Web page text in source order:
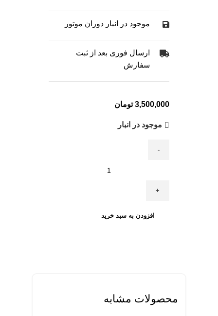
موجود در انبار دوران موتور
ارسال فوری بعد از ثبت
سفارش
3,500,000 تومان
موجود در انبار
ولت
برقیافزودن به سبد خرید
محصولات مشابه